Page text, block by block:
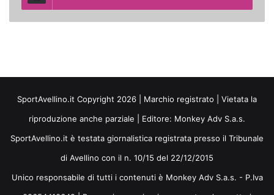
SportAvellino.it Copyright 2026 | Marchio registrato | Vietata la
riproduzione anche parziale | Editore: Monkey Adv S.a.s.
SportAvellino.it è testata giornalistica registrata presso il Tribunale
di Avellino con il n. 10/15 del 22/12/2015
Unico responsabile di tutti i contenuti è Monkey Adv S.a.s. - P.Iva